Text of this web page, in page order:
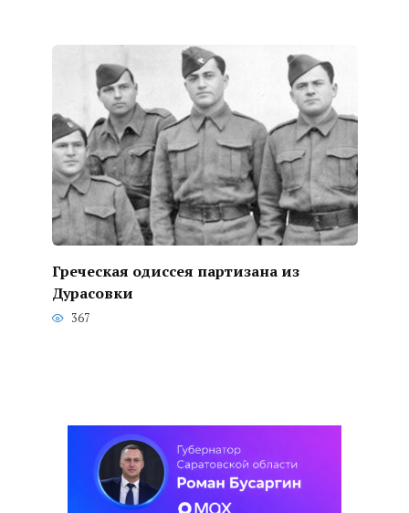
Греческая одиссея партизана из
Дурасовки
367